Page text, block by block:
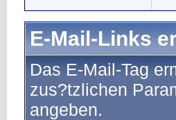
E-Mail-Links
Das E-Mail-Tag
zus?tzlichen
angeben.